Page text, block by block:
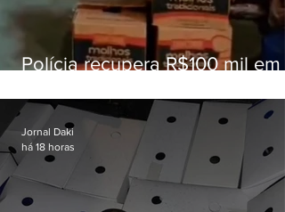
Polícia recupera R$100 mil em
Fluminense
Jornal Daki
há 18 horas